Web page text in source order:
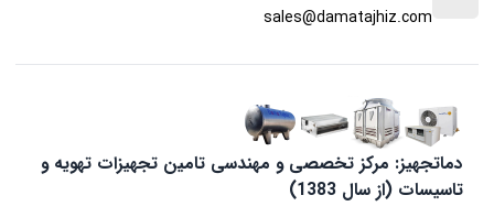
sales@damatajhiz.com
دماتجهیز: مرکز تخصصی و مهندسی تامین تجهیزات تهویه و
تاسیسات (از سال 1383)